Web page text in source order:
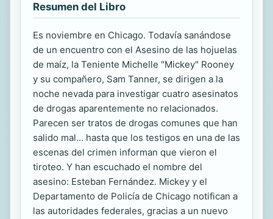
Resumen del Libro
Es noviembre en Chicago. Todavía sanándose
de un encuentro con el Asesino de las hojuelas
de maíz, la Teniente Michelle "Mickey" Rooney
y su compañero, Sam Tanner, se dirigen a la
noche nevada para investigar cuatro asesinatos
de drogas aparentemente no relacionados.
Parecen ser tratos de drogas comunes que han
salido mal... hasta que los testigos en una de las
escenas del crimen informan que vieron el
tiroteo. Y han escuchado el nombre del
asesino: Esteban Fernández. Mickey y el
Departamento de Policía de Chicago notifican a
las autoridades federales, gracias a un nuevo